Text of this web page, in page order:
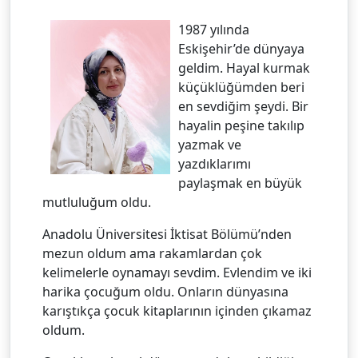
1987 yılında
Eskişehir’de dünyaya
geldim. Hayal kurmak
küçüklüğümden beri
en sevdiğim şeydi. Bir
hayalin peşine takılıp
yazmak ve
yazdıklarımı
paylaşmak en büyük
mutluluğum oldu.
Anadolu Üniversitesi İktisat Bölümü’nden
mezun oldum ama rakamlardan çok
kelimelerle oynamayı sevdim. Evlendim ve iki
harika çocuğum oldu. Onların dünyasına
karıştıkça çocuk kitaplarının içinden çıkamaz
oldum.